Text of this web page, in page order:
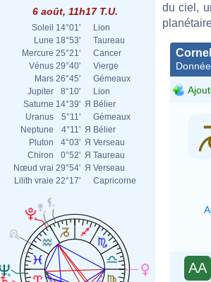
6 août, 11h17 T.U.
Soleil 14°01'
Lion
Lune 18°53'
Taureau
Mercure 25°21'
Cancer
Vénus 29°40'
Vierge
Mars 26°45'
Gémeaux
Jupiter
8°10'
Lion
Saturne 14°39' Я Bélier
Uranus
5°11'
Gémeaux
Neptune
4°11' Я Bélier
Pluton
4°03' Я Verseau
Chiron
0°52' Я Taureau
Nœud vrai 29°54' Я Verseau
Lilith vraie 22°17' Capricorne
du ciel,
AA